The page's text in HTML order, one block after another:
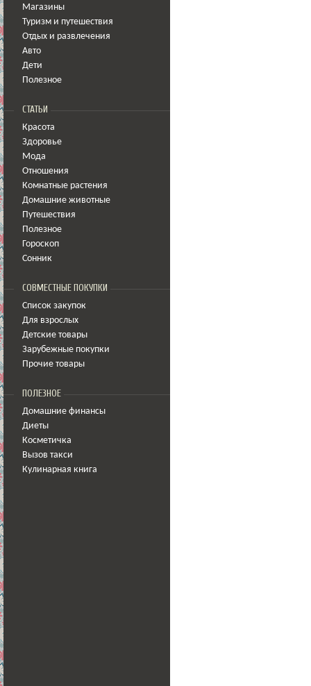
Магазины
Туризм и путешествия
Отдых и развлечения
Авто
Дети
Полезное
СТАТЬИ
Красота
Здоровье
Мода
Отношения
Комнатные растения
Домашние животные
Путешествия
Полезное
Гороскоп
Сонник
СОВМЕСТНЫЕ ПОКУПКИ
Список закупок
Для взрослых
Детские товары
Зарубежные покупки
Прочие товары
ПОЛЕЗНОЕ
Домашние финансы
Диеты
Косметичка
Вызов такси
Кулинарная книга